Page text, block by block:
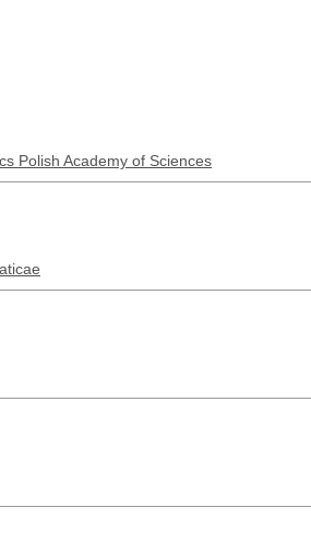
Polish Academy of Sciences